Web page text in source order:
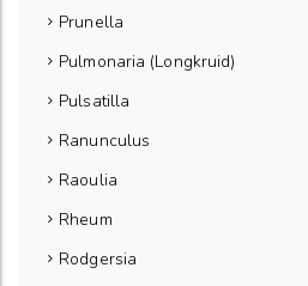
Prunella
Pulmonaria (Longkruid)
Pulsatilla
Ranunculus
Raoulia
Rheum
Rodgersia